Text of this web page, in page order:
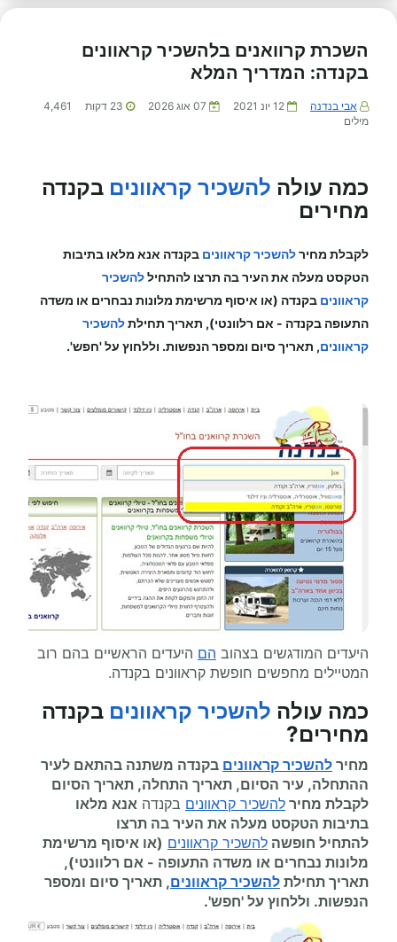
השכרת קרוואנים בלהשכיר קראוונים
בקנדה: המדריך המלא
אבי בנדנה 12 יונ 2021 07 אוג 2026 23 דקות
4,461
מילים
כמה עולה להשכיר קראוונים בקנדה
מחירים
לקבלת מחירלהשכיר קראוונים בקנדה אנא מלאו בתיבות
הטקסט מעלה את העיר בה תרצו להתחיללהשכיר
קראוונים בקנדה (או איסוף מרשימת מלונות נבחרים או משדה
התעופה בקנדה - אם רלוונטי), תאריך תחילתלהשכיר
קראוונים, תאריך סיום ומספר הנפשות. וללחוץ על 'חפש'.
היעדים המודגשים בצהוב הם היעדים הראשיים בהם רוב
המטיילים מחפשים חופשת קראוונים בקנדה.
כמה עולה להשכיר קראוונים בקנדה
מחירים?
מחיר להשכיר קראוונים בקנדה משתנה בהתאם לעיר
ההתחלה, עיר הסיום, תאריך התחלה, תאריך הסיום
לקבלת מחיר להשכיר קראוונים בקנדה אנא מלאו
בתיבות הטקסט מעלה את העיר בה תרצו
להתחיל חופשה להשכיר קראוונים (או איסוף מרשימת
מלונות נבחרים או משדה התעופה - אם רלוונטי),
תאריך תחילת להשכיר קראוונים, תאריך סיום ומספר
הנפשות. וללחוץ על 'חפש'.